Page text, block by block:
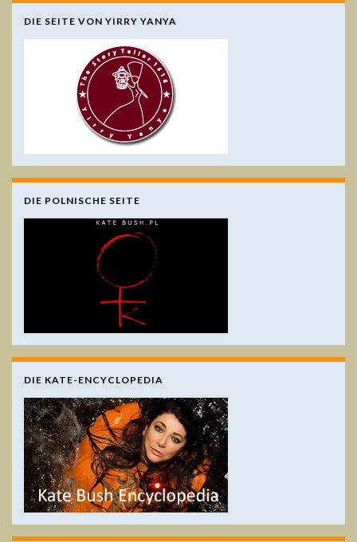
DIE SEITE VON YIRRY YANYA
DIE POLNISCHE SEITE
DIE KATE-ENCYCLOPEDIA